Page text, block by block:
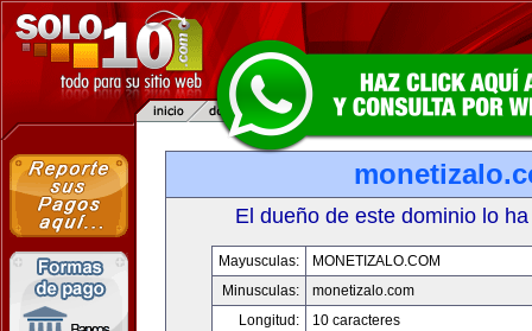
El dueño de este dominio lo
Mayusculas:
MONETIZALO.COM
Minusculas:
monetizalo.com
Longitud:
10 caracteres